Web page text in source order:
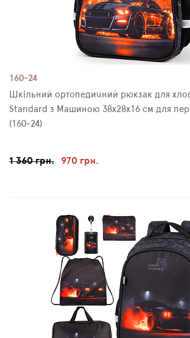
160-24
Шкільний ортопедичний рюкзак для
Standard з Машиною 38х28х16 см для
(160-24)
1 360 грн. 970 грн.